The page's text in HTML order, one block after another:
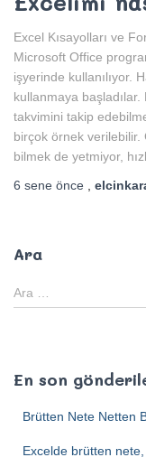
Excel Kısayolları ve
Microsoft Office
işyerinde kullanılıyor.
kullanmaya
takvimini takip
birçok örnek verilebilir.
bilmek de yetmiyor,
6 sene önce
Ara
Ara …
En son
Brütten Nete Netten
Excelde brütten